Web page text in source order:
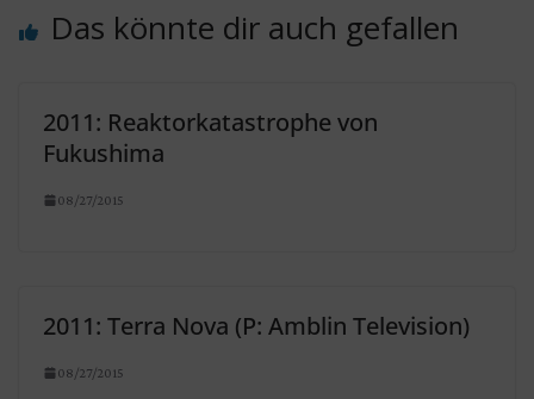
Das könnte dir auch gefallen
2011: Reaktorkatastrophe von
Fukushima
08/27/2015
2011: Terra Nova (P: Amblin Television)
08/27/2015